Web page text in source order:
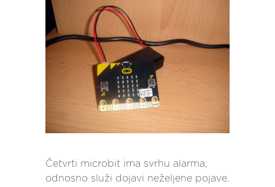
Četvrti microbit ima svrhu alarma,
odnosno služi dojavi neželjene pojave.